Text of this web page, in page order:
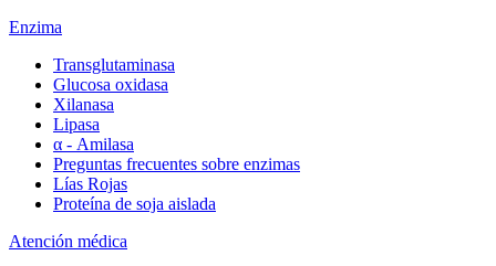
Enzima
Transglutaminasa
Glucosa oxidasa
Xilanasa
Lipasa
α - Amilasa
Preguntas frecuentes sobre enzimas
Lías Rojas
Proteína de soja aislada
Atención médica